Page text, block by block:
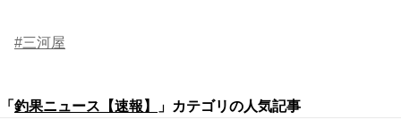
#三河屋
「 釣果ニュース【速報】 」カテゴリの人気記事